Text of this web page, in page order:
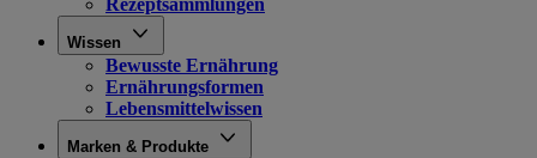
Rezeptsammlungen
Wissen
Bewusste Ernährung
Ernährungsformen
Lebensmittelwissen
Marken & Produkte